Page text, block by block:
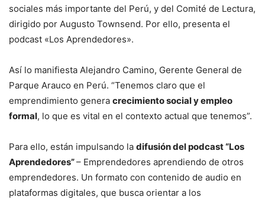
sociales más importante del Perú, y del Comité de Lectura,
dirigido por Augusto Townsend. Por ello, presenta el
podcast «Los Aprendedores».
Así lo manifiesta Alejandro Camino, Gerente General de
Parque Arauco en Perú. “Tenemos claro que el
emprendimiento genera crecimiento social y empleo
formal, lo que es vital en el contexto actual que tenemos”.
Para ello, están impulsando la difusión del podcast “Los
Aprendedores”– Emprendedores aprendiendo de otros
emprendedores. Un formato con contenido de audio en
plataformas digitales, que busca orientar a los